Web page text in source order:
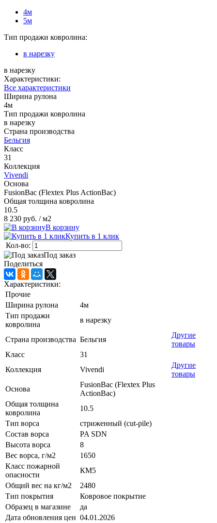
4м
5м
Тип продажи ковролина:
в нарезку
в нарезку
Характеристики:
Все характеристики
Ширина рулона
4м
Тип продажи ковролина
в нарезку
Страна производства
Бельгия
Класс
31
Коллекция
Vivendi
Основа
FusionBac (Flextex Plus ActionBac)
Общая толщина ковролина
10.5
8 230 руб. / м2
В корзину
Купить в 1 клик
Кол-во:
Под заказ
Поделиться
Характеристики:
Прочие
Ширина рулона
4м
Тип продажи
ковролина
в нарезку
Страна производства Бельгия
Другие
товары
Класс
31
Коллекция
Vivendi
Другие
товары
Основа
FusionBac (Flextex Plus
ActionBac)
Общая толщина
ковролина
10.5
Тип ворса
стриженный (cut-pile)
Состав ворса
PA SDN
Высота ворса
8
Вес ворса, г/м2
1650
Класс пожарной
опасности
КМ5
Общий вес на кг/м2
2480
Тип покрытия
Ковровое покрытие
Образец в магазине
да
Дата обновления цен 04.01.2026